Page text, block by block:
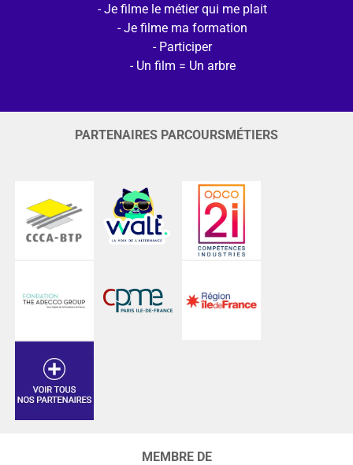
Je filme le métier qui me plait
Je filme ma formation
Participer
Un film = Un arbre
PARTENAIRES PARCOURSMÉTIERS
MEMBRE DE